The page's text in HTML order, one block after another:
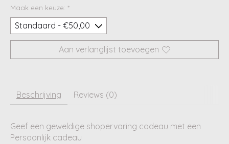
Maak een keuze: *
Aan verlanglijst toevoegen
Beschrijving Reviews (0)
Geef een geweldige shopervaring cadeau met een
Persoonlijk cadeau